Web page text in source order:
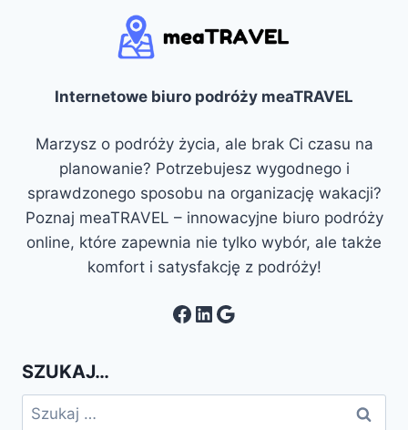
Internetowe biuro podróży meaTRAVEL
Marzysz o podróży życia, ale brak Ci czasu na
planowanie? Potrzebujesz wygodnego i
sprawdzonego sposobu na organizację wakacji?
Poznaj meaTRAVEL – innowacyjne biuro podróży
online, które zapewnia nie tylko wybór, ale także
komfort i satysfakcję z podróży!
Facebook
LinkedIn
Google
SZUKAJ…
Szukaj: